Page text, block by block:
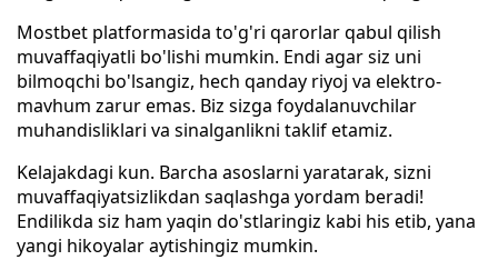
Mostbet platformasida to'g'ri qarorlar qabul qilish
muvaffaqiyatli bo'lishi mumkin. Endi agar siz uni
bilmoqchi bo'lsangiz, hech qanday riyoj va elektro-
mavhum zarur emas. Biz sizga foydalanuvchilar
muhandisliklari va sinalganlikni taklif etamiz.
Kelajakdagi kun. Barcha asoslarni yaratarak, sizni
muvaffaqiyatsizlikdan saqlashga yordam beradi!
Endilikda siz ham yaqin do'stlaringiz kabi his etib, yana
yangi hikoyalar aytishingiz mumkin.